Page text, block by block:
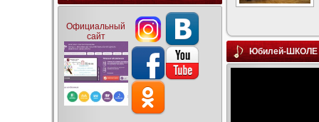
Официальный
сайт
Юбилей-ШКОЛЕ